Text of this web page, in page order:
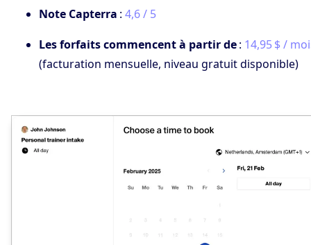
Note Capterra : 4,6 / 5
Les forfaits commencent à partir de: 14,95 $ /
(facturation mensuelle, niveau gratuit disponible)